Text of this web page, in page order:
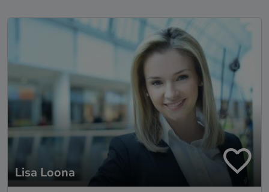
Lisa Loona